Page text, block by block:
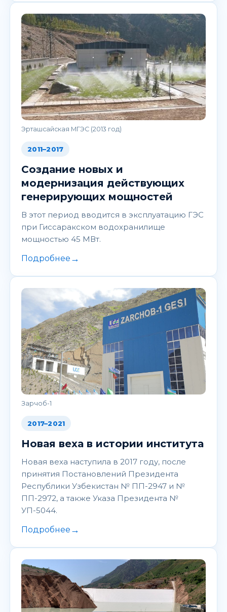
Эрташсайская МГЭС (2013 год)
2011–2017
Создание новых и
модернизация действующих
генерирующих мощностей
В этот период вводится в эксплуатацию ГЭС
при Гиссаракском водохранилище
мощностью 45 МВт.
Подробнее →
Зарчоб-1
2017–2021
Новая веха в истории института
Новая веха наступила в 2017 году, после
принятия Постановлений Президента
Республики Узбекистан № ПП-2947 и №
ПП-2972, а также Указа Президента №
УП-5044.
Подробнее →